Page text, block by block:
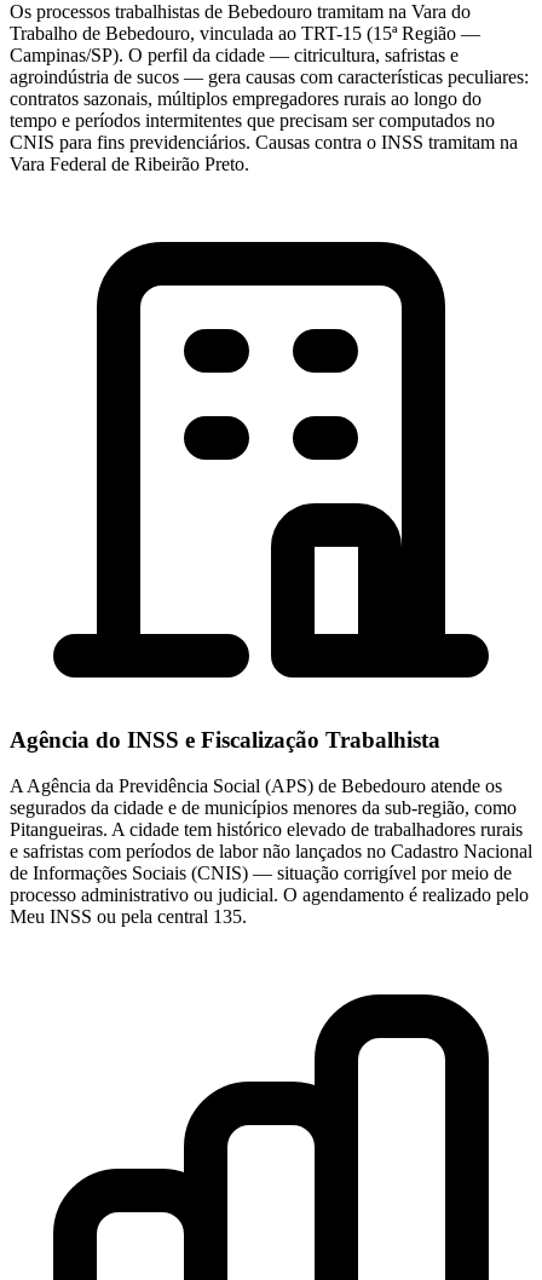
Os processos trabalhistas de Bebedouro tramitam na Vara do
Trabalho de Bebedouro, vinculada ao TRT-15 (15ª Região —
Campinas/SP). O perfil da cidade — citricultura, safristas e
agroindústria de sucos — gera causas com características peculiares:
contratos sazonais, múltiplos empregadores rurais ao longo do
tempo e períodos intermitentes que precisam ser computados no
CNIS para fins previdenciários. Causas contra o INSS tramitam na
Vara Federal de Ribeirão Preto.
Agência do INSS e Fiscalização Trabalhista
A Agência da Previdência Social (APS) de Bebedouro atende os
segurados da cidade e de municípios menores da sub-região, como
Pitangueiras. A cidade tem histórico elevado de trabalhadores rurais
e safristas com períodos de labor não lançados no Cadastro Nacional
de Informações Sociais (CNIS) — situação corrigível por meio de
processo administrativo ou judicial. O agendamento é realizado pelo
Meu INSS ou pela central 135.